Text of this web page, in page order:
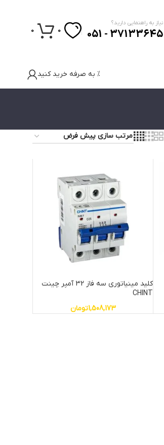
نیاز به راهنمایی دارید؟
37133645 - 051
0
0
% به صرفه خرید کنید
کلید مینیاتوری سه فاز 32 آمپر چینت
CHINT
1,508,173تومان